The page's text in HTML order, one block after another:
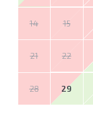
14 15
21 22
28 29